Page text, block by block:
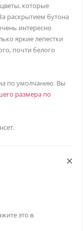
которые
раскрытием бутона
интересно
яркие лепестки
почти белого
по умолчанию. Вы
размера по
это в